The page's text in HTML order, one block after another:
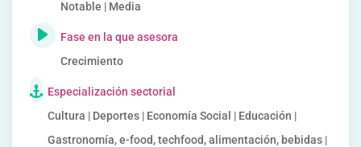
Notable | Media
Fase en la que asesora
Crecimiento
Especialización sectorial
Cultura | Deportes | Economía Social | Educación |
Gastronomía, e-food, techfood, alimentación, bebidas |